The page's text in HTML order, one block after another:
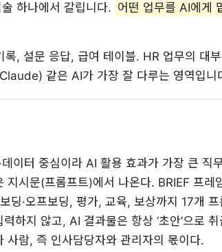
하나에서 갈립니다. 어떤 업무를 AI에게
록, 설문 응답, 급여 테이블. HR 업무의 대
같은 AI가 가장 잘 다루는 영역입니
데이터 중심이라 AI 활용 효과가 가장 큰 직
지시문(프롬프트)에서 나온다. BRIEF 프레
딩·오프보딩, 평가, 교육, 보상까지 17개
하지 않고, AI 결과물은 항상 ‘초안’으로
사람, 즉 인사담당자와 관리자의 몫이다.